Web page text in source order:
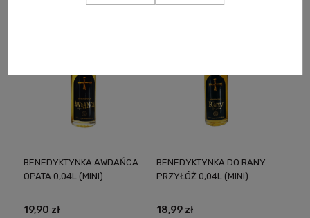
BENEDYKTYNKA AWDAŃCA
OPATA 0,04L (MINI)
19,90 zł
BENEDYKTYNKA DO RANY
PRZYŁÓŻ 0,04L (MINI)
18,99 zł